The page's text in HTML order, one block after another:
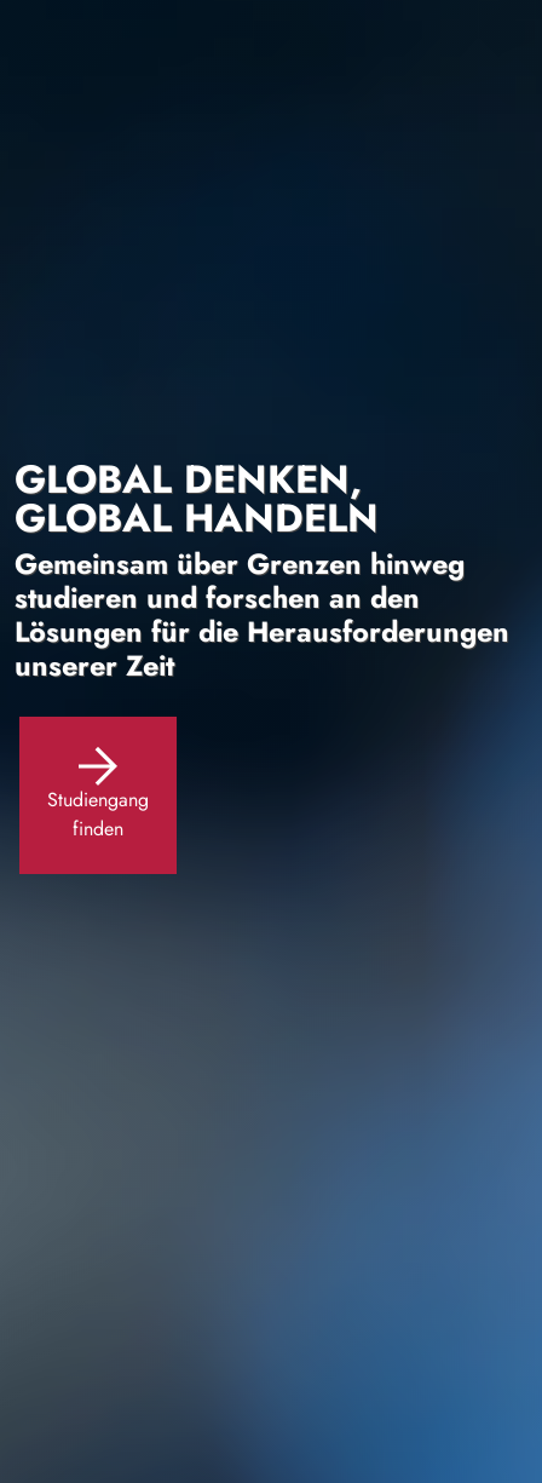
GLOBAL DENKEN,
GLOBAL HANDELN
Gemeinsam über Grenzen hinweg
studieren und forschen an den
Lösungen für die Herausforderungen
unserer Zeit
Studiengang
finden